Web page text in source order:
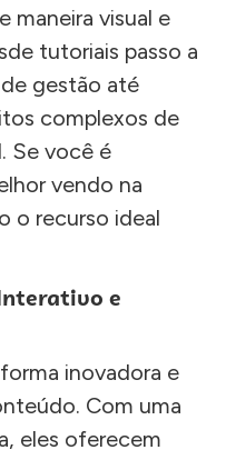
maneira visual e
tutoriais passo a
gestão até
complexos de
Se você é
vendo na
o recurso ideal
e
inovadora e
Com uma
eles oferecem